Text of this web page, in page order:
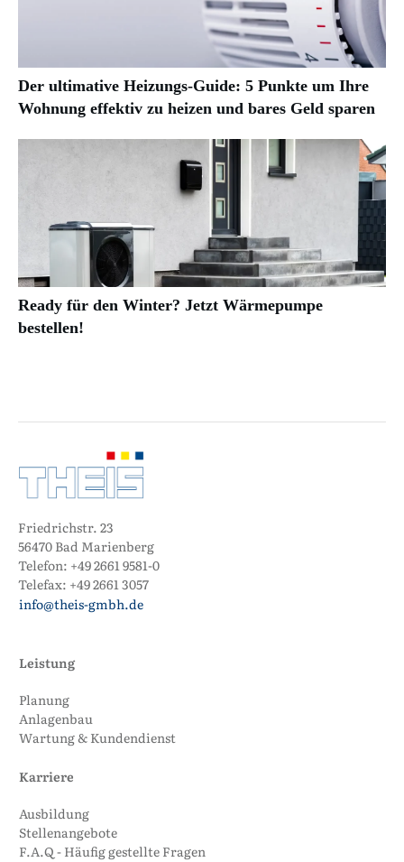
Der ultimative Heizungs-Guide: 5 Punkte um Ihre
Wohnung effektiv zu heizen und bares Geld sparen
Ready für den Winter? Jetzt Wärmepumpe
bestellen!
Friedrichstr. 23
56470 Bad Marienberg
Telefon: +49 2661 9581-0
Telefax: +49 2661 3057
info@theis-gmbh.de
Leistung
Planung
Anlagenbau
Wartung & Kundendienst
Karriere
Ausbildung
Stellenangebote
F.A.Q - Häufig gestellte Fragen